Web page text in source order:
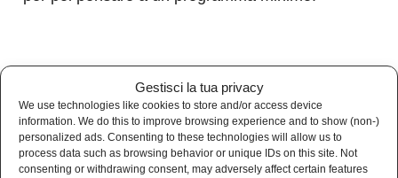
Gestisci la tua privacy
We use technologies like cookies to store and/or access device
information. We do this to improve browsing experience and to show (non-)
personalized ads. Consenting to these technologies will allow us to
process data such as browsing behavior or unique IDs on this site. Not
consenting or withdrawing consent, may adversely affect certain features